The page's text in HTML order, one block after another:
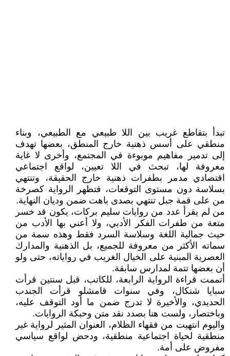
تبدأ بتقاطع غريب بين اللا طبيعي مع الطبيعي، وبناء
منطقي على أسس ذهنية خارج المنطق، بعضها تهدف
إلى تدمير مفاهيم موبوءة في المجتمع، وأخرى لا غاية
معروفة لها، تبحث في اللا تعيين، لواقع اجتماعي
اقتصادي مدمر بطفرات ذهنية خارج الحقيقة، وتنتهي
بسلاسة دون مستوى التوقعات، فتظهر الرواية كصرخة
من على قمة جبل تنتهي بصدى باهت ضمن وديان النهاية.
من لم يقرأ عدد من روايات سليم بركات، يكون قد خسر
متعة من طفرات الفكر الأدبي، ولا أعني بها الأدب من
حيث جمالية اللغة وسلاسة السرد فقط وهذه سمة من
سماته الأكثر من معروفة للجميع، بل الذهنية والمدارك
العصرية المبنية على الخيال الغريب في رواياته، حتى ولو
أن بعضها تتمة لمدارس سابقة.
أتممت قراءة الرواية الرابعة، للكاتب، قبل سنتين قرأت
سبايا شنكال، وفي سنوات قامشلو قرأت الجندب
الحديدي، والأخيرة لا تدرج ضمن ما أود التوقف عليه،
وباختصار، ولست هنا بصدد نقد متن وحبكة الروايات.
واليوم انتهيت من فقهاء الظلام، العنوان المثير لرواية غير
منطقية لحياة اجتماعية منطقية، ودحض لواقع سياسي
مفروض على أمة.